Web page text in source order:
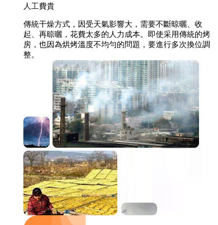
人工費貴
傳統干燥方式，因受天氣影響大，需要不斷晾曬、收
起、再晾曬，花費太多的人力成本。即使采用傳統的烤
房，也因為烘烤溫度不均勻的問題，要進行多次換位調
整。